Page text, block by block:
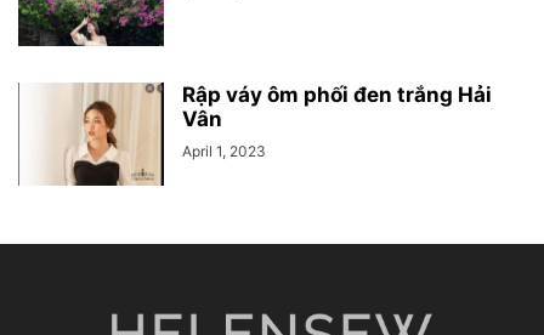
Rập váy ôm phối đen trắng Hải
Vân
April 1, 2023